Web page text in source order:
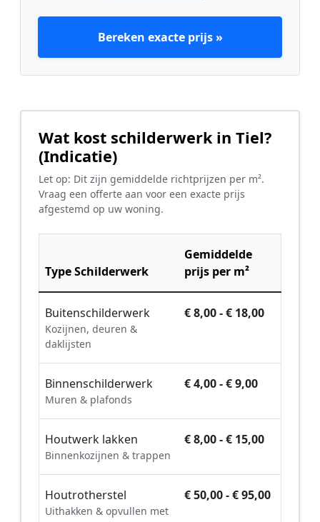
Bereken exacte prijs »
Wat kost schilderwerk in Tiel?
(Indicatie)
Let op: Dit zijn gemiddelde richtprijzen per m².
Vraag een offerte aan voor een exacte prijs
afgestemd op uw woning.
Type Schilderwerk
Gemiddelde
prijs per m²
Buitenschilderwerk
Kozijnen, deuren &
daklijsten
€ 8,00 - € 18,00
Binnenschilderwerk
Muren & plafonds
€ 4,00 - € 9,00
Houtwerk lakken
Binnenkozijnen & trappen
€ 8,00 - € 15,00
Houtrotherstel
Uithakken & opvullen met
€ 50,00 - € 95,00